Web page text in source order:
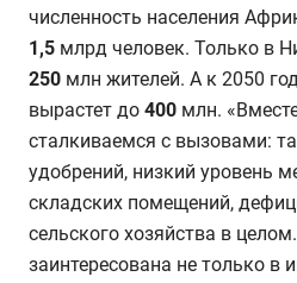
численность населения
1,5 млрд человек. Только в
250 млн жителей. А к 2050
вырастет до 400 млн.
сталкиваемся с вызовами:
удобрений, низкий уровень
складских помещений,
сельского хозяйства в
заинтересована не только в